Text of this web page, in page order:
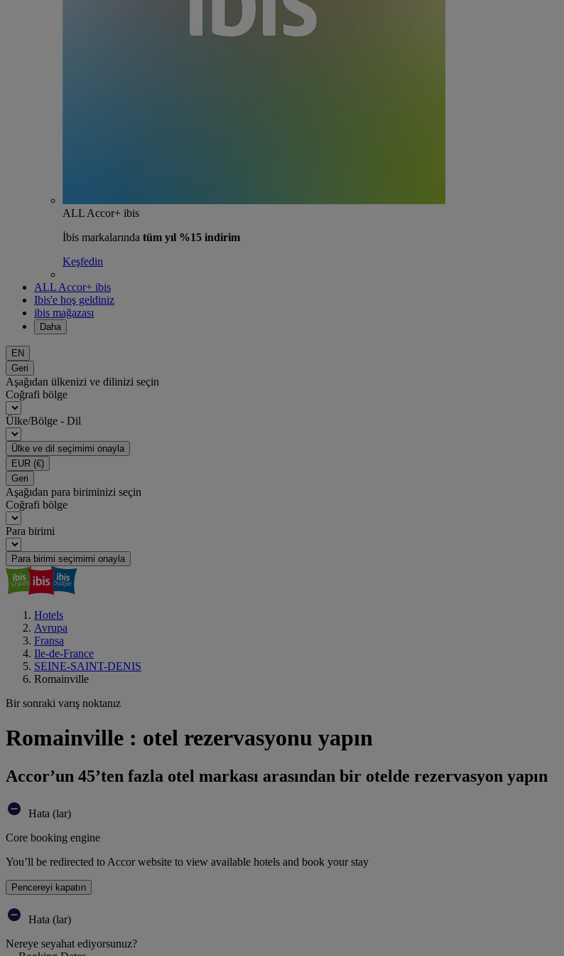
ALL Accor+ ibis
İbis markalarında tüm yıl %15 indirim
Keşfedin
ALL Accor+ ibis
Ibis'e hoş geldiniz
ibis mağazası
Daha
EN
Geri
Aşağıdan ülkenizi ve dilinizi seçin
Coğrafi bölge
Ülke/Bölge - Dil
Ülke ve dil seçimimi onayla
EUR (€)
Geri
Aşağıdan para biriminizi seçin
Coğrafi bölge
Para birimi
Para birimi seçimimi onayla
Hotels
Avrupa
Fransa
Ile-de-France
SEINE-SAINT-DENIS
Romainville
Bir sonraki varış noktanız
Romainville : otel rezervasyonu yapın
Accor’un 45’ten fazla otel markası arasından bir otelde rezervasyon yapın
Hata (lar)
Core booking engine
You’ll be redirected to Accor website to view available hotels and book your stay
Pencereyi kapatın
Hata (lar)
Nereye seyahat ediyorsunuz?